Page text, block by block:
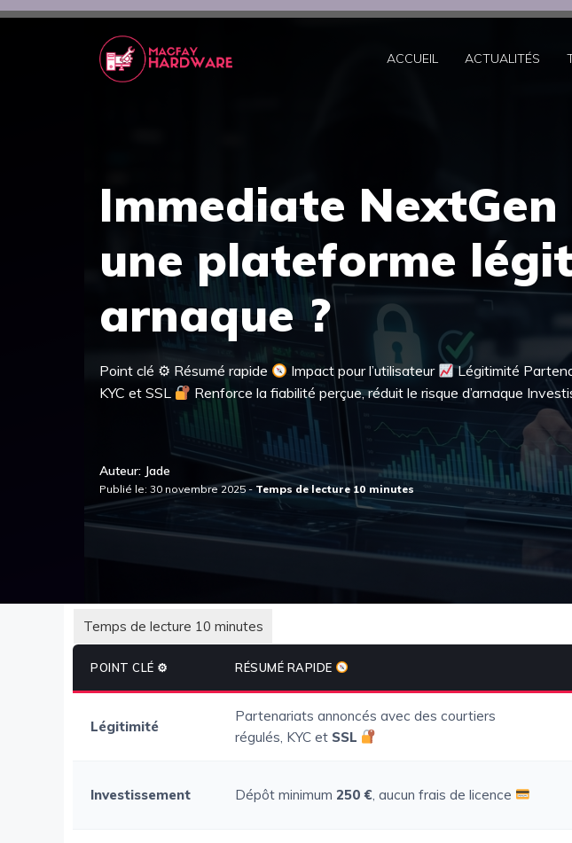
Aller
ACCUEIL ACTUALITÉS
Immediate
une plateforme
arnaque ?
Point clé ⚙ Résumé rapide Impact pour l’utilisateur
Légitimité
KYC et SSL
Renforce la fiabilité perçue, réduit le risque d’arnaque
Auteur: Jade
Publié le: 30 novembre 2025 -
POINT CLÉ ⚙ RÉSUMÉ RAPIDE
Légitimité
Partenariats annoncés avec des courtiers
régulés, KYC et SSL
Investissement Dépôt minimum 250 €, aucun frais de licence